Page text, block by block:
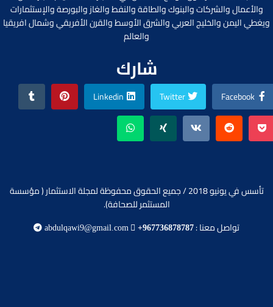
والأعمال والشركات والبنوك والطاقة والنفط والغاز والبورصة والإستثمارات
ويغطي اليمن والخليج العربي والشرق الأوسط والقرن الأفريقي وشمال افريقيا
والعالم
شارك
Facebook
Twitter
Linkedin
تأسس في يونيو 2018 / جميع الحقوق محفوظة لمجلة الاستثمار ( مؤسسة
المستثمر للصحافة).
تواصل معنا : +967736878787
abdulqawi9@gmail.com